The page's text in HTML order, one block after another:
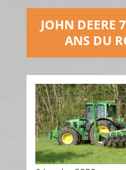
JOHN DEERE
ANS DU